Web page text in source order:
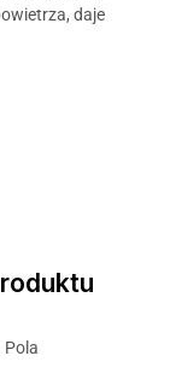
daje
Pola